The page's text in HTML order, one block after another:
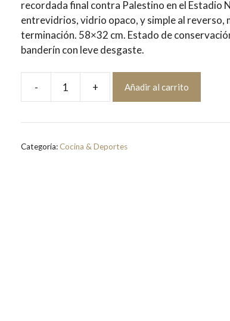
recordada final contra Palestino en el Estadio
entrevidrios, vidrio opaco, y simple al reverso,
terminación. 58×32 cm. Estado de
banderín con leve desgaste.
-
Colo
1986.
+ Añadir al carrito
Categoría:Cocina & Deportes